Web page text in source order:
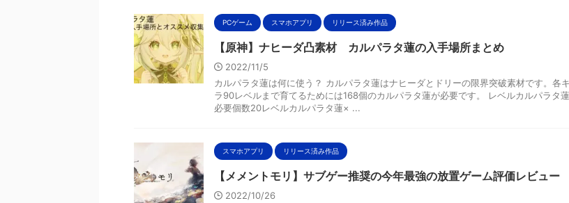
PCゲーム スマホアプリ リリース済み作品
【原神】ナヒーダ凸素材 カルパラタ蓮の入手場所まとめ
2022/11/5
カルパラタ蓮は何に使う？ カルパラタ蓮はナヒーダとドリーの限界突破素材です。各
ラ90レベルまで育てるためには168個のカルパラタ蓮が必要です。 レベルカルパラタ
必要個数20レベルカルパラタ蓮× ...
スマホアプリ リリース済み作品
【メメントモリ】サブゲー推奨の今年最強の放置ゲーム評価レビュー
2022/10/26